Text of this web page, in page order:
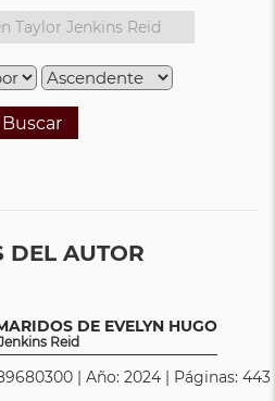
Buscar
DEL AUTOR
DE EVELYN HUGO
Reid
| Año: 2024 | Páginas: 443